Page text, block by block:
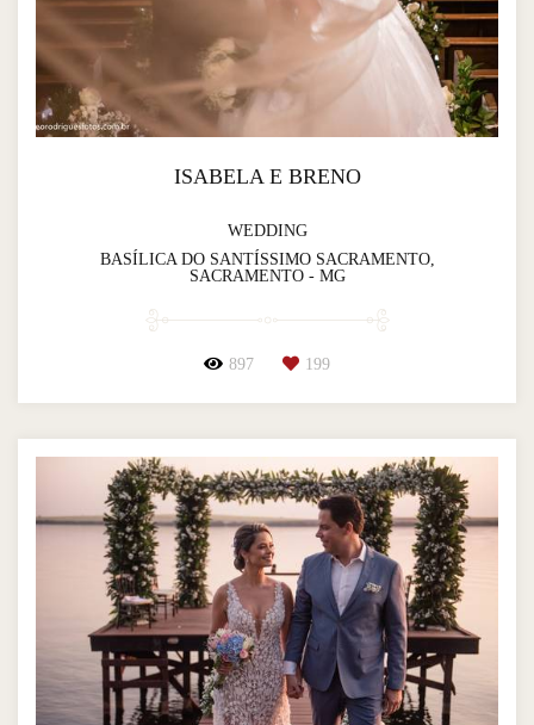
ISABELA E BRENO
WEDDING
BASÍLICA DO SANTÍSSIMO SACRAMENTO,
SACRAMENTO - MG
897 199